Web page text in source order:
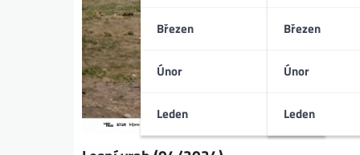
Březen
Únor
Leden
Březen
Únor
Leden